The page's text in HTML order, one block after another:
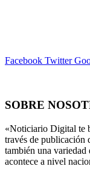
Facebook Twitter
SOBRE
«Noticiario Digital te
través de publicación
también una
acontece a nivel